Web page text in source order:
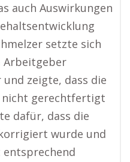
auch Auswirkungen
setzte sich
Arbeitgeber
und zeigte, dass die
nicht gerechtfertigt
dafür, dass die
wurde und
entsprechend